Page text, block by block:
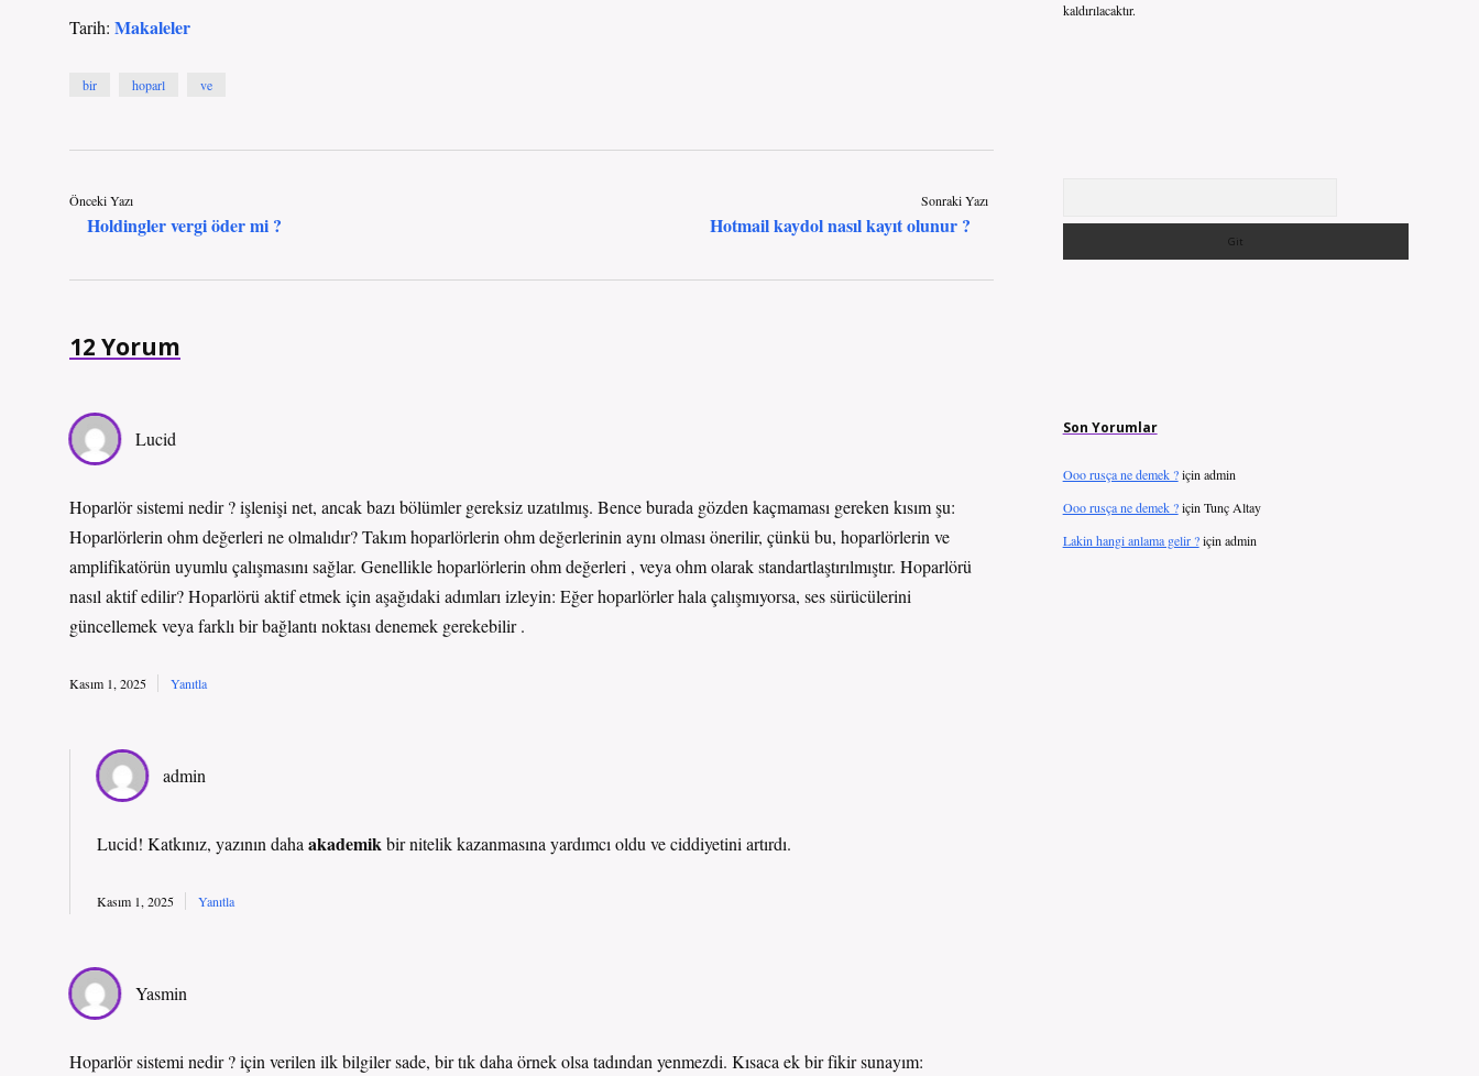
Tarih: Makaleler
bir hoparl ve
Önceki Yazı
Holdingler vergi öder mi ?
Sonraki Yazı
Hotmail kaydol nasıl kayıt olunur ?
12 Yorum
Lucid
Hoparlör sistemi nedir ? işlenişi net, ancak bazı bölümler gereksiz uzatılmış. Bence burada gözden kaçmaması gereken kısım şu:
Hoparlörlerin ohm değerleri ne olmalıdır? Takım hoparlörlerin ohm değerlerinin aynı olması önerilir, çünkü bu, hoparlörlerin ve
amplifikatörün uyumlu çalışmasını sağlar. Genellikle hoparlörlerin ohm değerleri , veya ohm olarak standartlaştırılmıştır. Hoparlörü
nasıl aktif edilir? Hoparlörü aktif etmek için aşağıdaki adımları izleyin: Eğer hoparlörler hala çalışmıyorsa, ses sürücülerini
güncellemek veya farklı bir bağlantı noktası denemek gerekebilir .
Kasım 1, 2025 Yanıtla
admin
Lucid! Katkınız, yazının daha akademikbir nitelik kazanmasına yardımcı oldu veciddiyetini artırdı.
Kasım 1, 2025 Yanıtla
Yasmin
Hoparlör sistemi nedir ? için verilen ilk bilgiler sade, bir tık daha örnek olsa tadından yenmezdi. Kısaca ek bir fikir sunayım:
kaldırılacaktır.
Son Yorumlar
Ooo rusça ne demek ?için admin
Ooo rusça ne demek ?için Tunç Altay
Lakin hangi anlama gelir ?için admin